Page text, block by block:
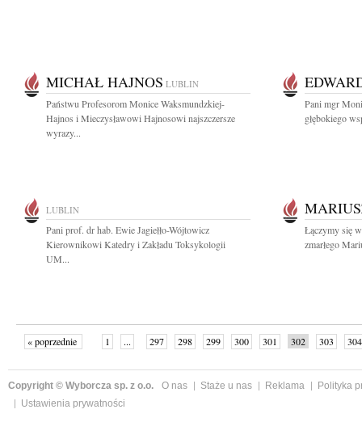
MICHAŁ HAJNOS LUBLIN
Państwu Profesorom Monice Waksmundzkiej-
Hajnos i Mieczysławowi Hajnosowi najszczersze
wyrazy...
Pani mgr
głębokiego
LUBLIN
Pani prof. dr hab. Ewie Jagiełło-Wójtowicz
Kierownikowi Katedry i Zakładu Toksykologii
UM...
Łączymy się
zmarłego
« poprzednie 1 ... 297 298 299 300 301 302 303
304
Copyright © Wyborcza sp. z o.o. O nas Staże u nas Reklama
Polityka
Ustawienia prywatności